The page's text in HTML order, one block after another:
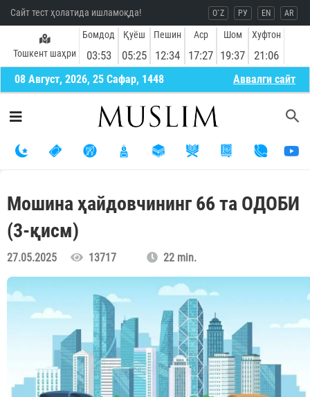
Сайт тест ҳолатида ишламоқда! O`Z РУ EN AR
Тошкент шаҳри
Бомдод
03:53
Қуёш
05:25
Пешин
12:34
Аср
17:27
Шом
19:37
Хуфтон
21:06
08 Август, 2026, 25 Сафар, 1448 Aввалги сайт
Мошина ҳайдовчининг 66 та ОДОБИ
(3-қисм)
27.05.2025 13717 22 min.